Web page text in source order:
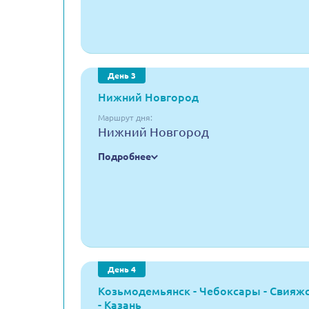
День 3
Нижний Новгород
Маршрут дня:
Нижний Новгород
Подробнее
День 4
Козьмодемьянск - Чебоксары -
- Казань